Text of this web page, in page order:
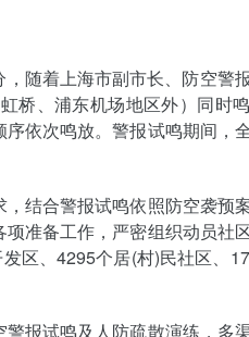
随着上海市副市长、防空警
桥、浦东机场地区外）同时
依次鸣放。警报试鸣期间，
结合警报试鸣依照防空袭预
准备工作，严密组织动员社
区、4295个居(村)民社区、
报试鸣及人防疏散演练，多